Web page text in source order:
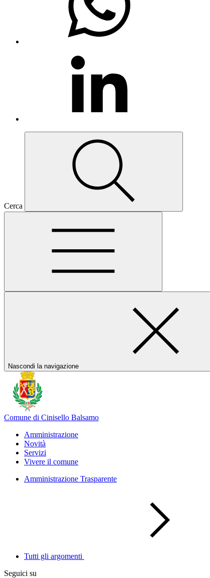
Cerca
Nascondi la navigazione
Comune di Cinisello Balsamo
Amministrazione
Novità
Servizi
Vivere il comune
Amministrazione Trasparente
Tutti gli argomenti
Seguici su